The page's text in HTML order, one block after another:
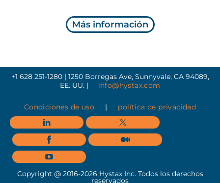
Más información
+1 628 251-1280 | 1250 Borregas Ave, Sunnyvale, CA 94089,
EE. UU. | info@hystax.com
Copyright @ 2016-2026 Hystax Inc. Todos los derechos
reservados
Condiciones de uso| política de privacidad